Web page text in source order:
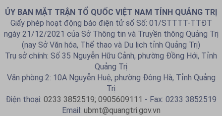
ỦY BAN MẶT TRẬN TỔ QUỐC VIỆT NAM TỈNH QUẢNG TRỊ
Giấy phép hoạt động báo điện tử số Số: 01/STTTT-TTĐT
ngày 21/12/2021 của Sở Thông tin và Truyền thông Quảng Trị
(nay Sở Văn hóa, Thể thao và Du lịch tỉnh Quảng Trị)
Trụ sở chính: Số 35 Nguyễn Hữu Cảnh, phường Đồng Hới, Tỉnh
Quảng Trị
Văn phòng 2: 10A Nguyễn Huệ, phường Đông Hà, Tỉnh Quảng
Trị
Điện thoại: 0233 3852519; 0905609111 - Fax: 0233 3852519
Email: ubmt@quangtri.gov.vn